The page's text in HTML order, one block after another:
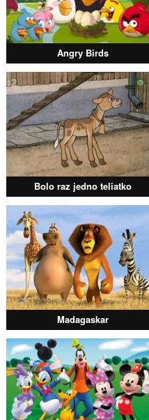
Angry Birds
Bolo raz jedno teliatko
Madagaskar